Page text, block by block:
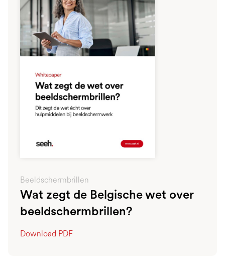
Beeldschermbrillen
Wat zegt de Belgische wet over
beeldschermbrillen?
Download PDF